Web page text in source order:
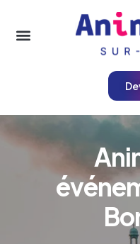
Ani
événe
Bo